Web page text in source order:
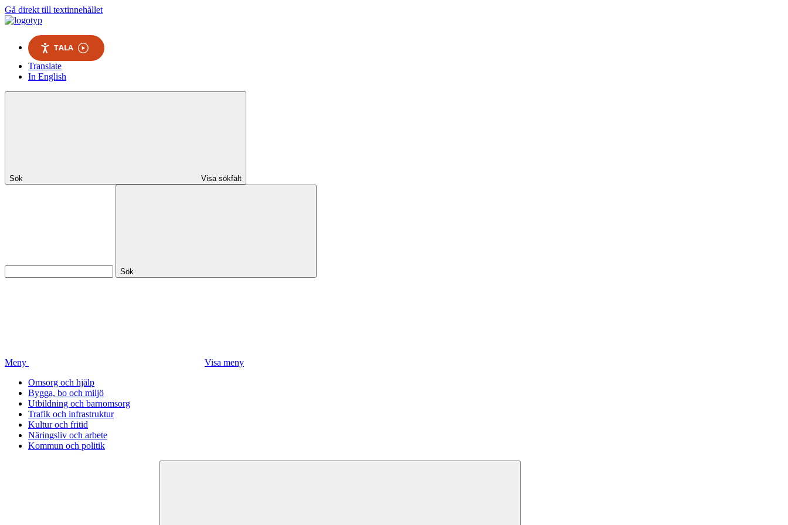
Gå direkt till textinnehållet
TALA
Translate
In English
Sök Visa sökfält
Sök
Meny
Visa meny
Omsorg och hjälp
Bygga, bo och miljö
Utbildning och barnomsorg
Trafik och infrastruktur
Kultur och fritid
Näringsliv och arbete
Kommun och politik